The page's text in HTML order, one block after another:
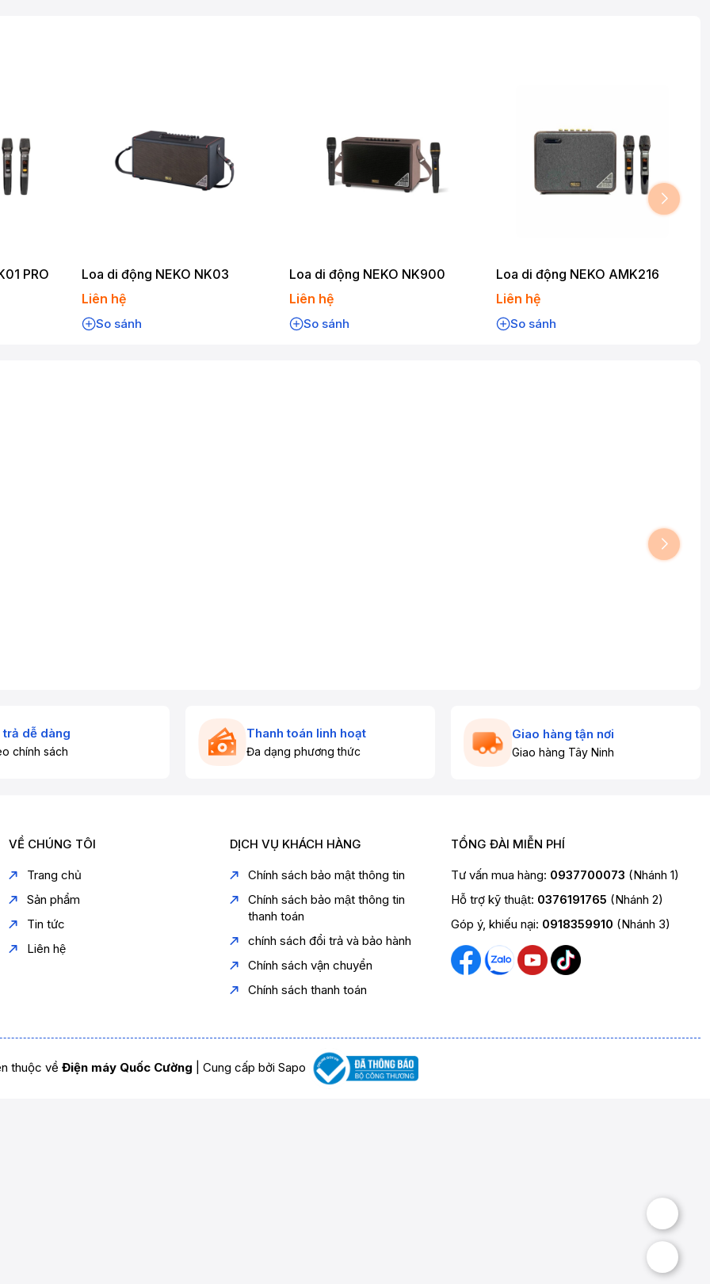
dụng có thể điều chỉnh loa theo sở thích từ xa mà không phải
nối với loa giúp bạn không bị vướng víu như khi sử dụng
đông người thì lại càng cần tính năng ích lợi này.
PRO
Loa di động NEKO NK03
Liên hệ
So sánh
Loa di động NEKO NK900
Liên hệ
So sánh
Loa di động NEKO AMK216
Liên hệ
So sánh
dễ dàng
chính sách
Thanh toán linh hoạt
Đa dạng phương thức
Giao hàng tận nơi
Giao hàng Tây Ninh
VỀ CHÚNG TÔI
Trang chủ
Sản phẩm
Tin tức
Liên hệ
DỊCH VỤ KHÁCH HÀNG
Chính sách bảo mật thông tin
Chính sách bảo mật thông tin
thanh toán
chính sách đổi trả và bảo hành
Chính sách vận chuyển
Chính sách thanh toán
TỔNG ĐÀI MIỄN PHÍ
Tư vấn mua hàng: 0937700073 (Nhánh 1)
Hỗ trợ kỹ thuật: 0376191765 (Nhánh 2)
Góp ý, khiếu nại: 0918359910 (Nhánh 3)
thuộc về Điện máy Quốc Cường Cung cấp bởi Sapo